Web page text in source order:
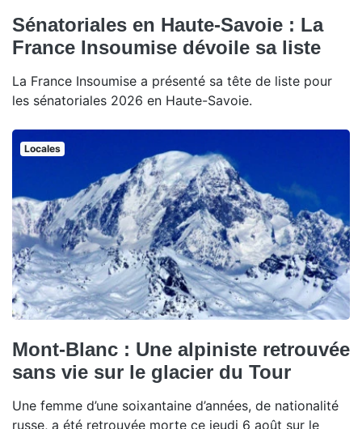
Sénatoriales en Haute-Savoie : La
France Insoumise dévoile sa liste
La France Insoumise a présenté sa tête de liste pour
les sénatoriales 2026 en Haute-Savoie.
Locales
Mont-Blanc : Une alpiniste retrouvée
sans vie sur le glacier du Tour
Une femme d’une soixantaine d’années, de nationalité
russe, a été retrouvée morte ce jeudi 6 août sur le